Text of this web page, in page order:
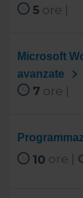
5 ore |
Microsoft
avanzate
7 ore |
10 ore |